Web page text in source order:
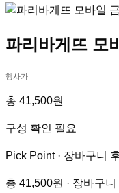
파리바게뜨 모
행사가
총 41,500원
구성 확인 필요
Pick Point · 장바구니
총 41,500원 · 장바구니